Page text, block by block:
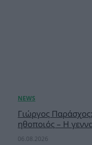
Γιώργος
ηθοποιός – Η
06.08.2026